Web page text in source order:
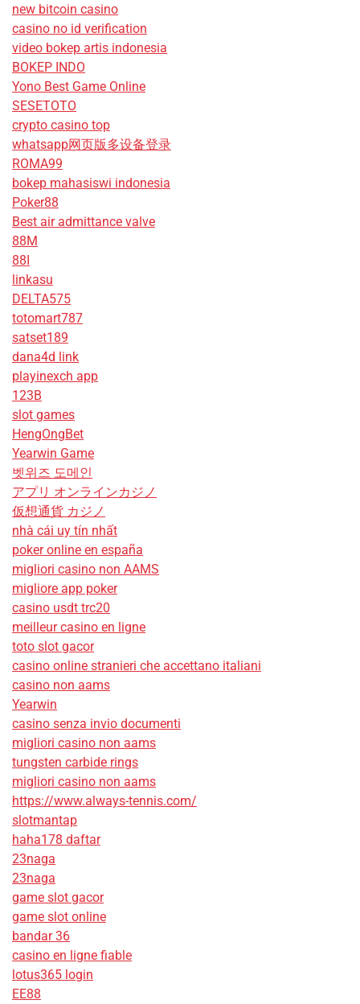
new bitcoin casino
casino no id verification
video bokep artis indonesia
BOKEP INDO
Yono Best Game Online
SESETOTO
crypto casino top
whatsapp网页版多设备登录
ROMA99
bokep mahasiswi indonesia
Poker88
Best air admittance valve
88M
88I
linkasu
DELTA575
totomart787
satset189
dana4d link
playinexch app
123B
slot games
HengOngBet
Yearwin Game
벳위즈 도메인
アプリ オンラインカジノ
仮想通貨 カジノ
nhà cái uy tín nhất
poker online en españa
migliori casino non AAMS
migliore app poker
casino usdt trc20
meilleur casino en ligne
toto slot gacor
casino online stranieri che accettano italiani
casino non aams
Yearwin
casino senza invio documenti
migliori casino non aams
tungsten carbide rings
migliori casino non aams
https://www.always-tennis.com/
slotmantap
haha178 daftar
23naga
23naga
game slot gacor
game slot online
bandar 36
casino en ligne fiable
lotus365 login
EE88